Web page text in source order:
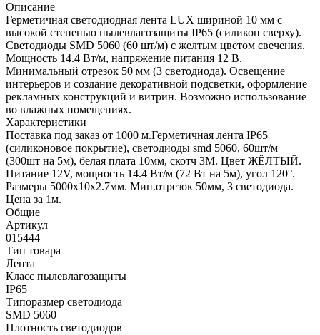
Описание
Герметичная светодиодная лента LUX шириной 10 мм с
высокой степенью пылевлагозащиты IP65 (силикон сверху).
Светодиоды SMD 5060 (60 шт/м) с желтым цветом свечения.
Мощность 14.4 Вт/м, напряжение питания 12 В.
Минимальный отрезок 50 мм (3 светодиода). Освещение
интерьеров и создание декоративной подсветки, оформление
рекламных конструкций и витрин. Возможно использование
во влажных помещениях.
Характеристики
Поставка под заказ от 1000 м.Герметичная лента IP65
(силиконовое покрытие), светодиоды smd 5060, 60шт/м
(300шт на 5м), белая плата 10мм, скотч 3М. Цвет ЖЁЛТЫЙ.
Питание 12V, мощность 14.4 Вт/м (72 Вт на 5м), угол 120°.
Размеры 5000х10x2.7мм. Мин.отрезок 50мм, 3 светодиода.
Цена за 1м.
Общие
Артикул
015444
Тип товара
Лента
Класс пылевлагозащиты
IP65
Типоразмер светодиода
SMD 5060
Плотность светодиодов